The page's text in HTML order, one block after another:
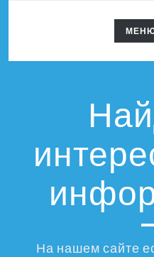
На нашем сайте